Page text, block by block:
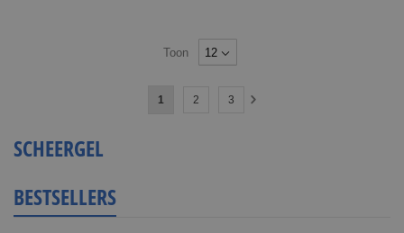
Toon
U1 Pagina
2 Pagina
3
SCHEERGEL
BESTSELLERS